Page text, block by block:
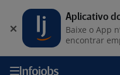
Aplicativo
Baixe o App
encontrar